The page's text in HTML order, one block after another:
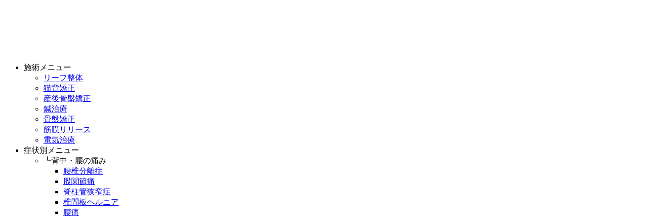
施術メニュー
リーフ整体
猫背矯正
産後骨盤矯正
鍼治療
骨盤矯正
筋膜リリース
電気治療
症状別メニュー
┗背中・腰の痛み
腰椎分離症
股関節痛
脊柱管狭窄症
椎間板ヘルニア
腰痛